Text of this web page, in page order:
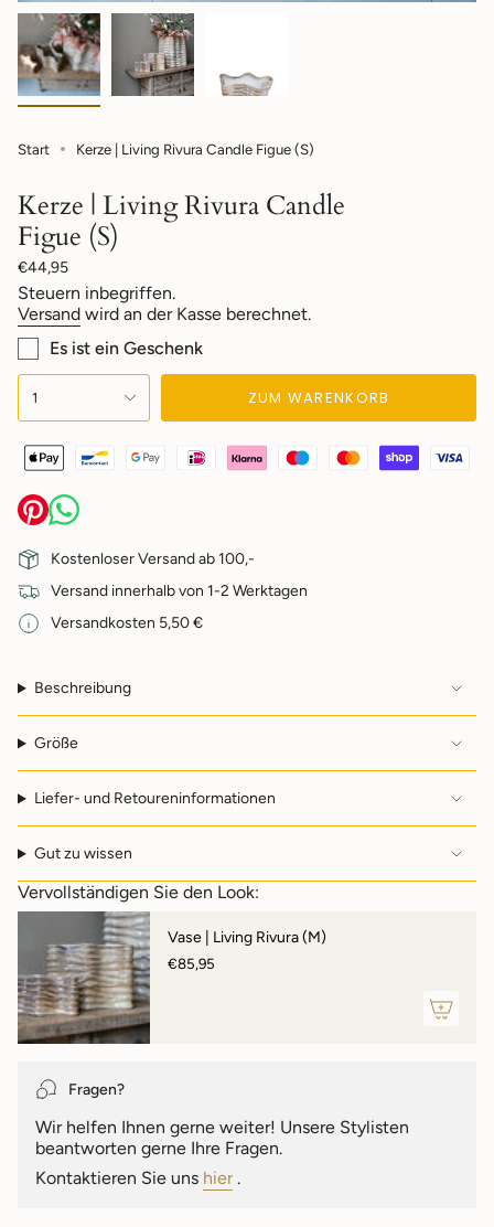
Start Kerze | Living Rivura Candle Figue (S)
Kerze | Living Rivura Candle
Figue (S)
Regulärer
Preis
€44,95
Steuern inbegriffen.
Versand wird an der Kasse berechnet.
Es ist ein Geschenk
{"in_cart_html"=>"
<span
class=\"quantity-
cart\">
{{
}}
</span>
im
Warenkorb",
"decrease"=>"Menge
für
{{
verringern",
"multiples_of"=>"Schritte
von
}}",
"minimum_of"=>"Minimum
von
{{
quantity
}}",
"maximum_of"=>"Maximum
{{
quantity
}}"}
1 ZUM WARENKORB
Kostenloser Versand ab 100,-
Versand innerhalb von 1-2 Werktagen
Versandkosten 5,50 €
Beschreibung
Größe
Liefer- und Retoureninformationen
Gut zu wissen
Vervollständigen Sie den Look:
Vase | Living Rivura (M)
€85,95
Fragen?
Wir helfen Ihnen gerne weiter! Unsere Stylisten
beantworten gerne Ihre Fragen.
Kontaktieren Sie uns hier .